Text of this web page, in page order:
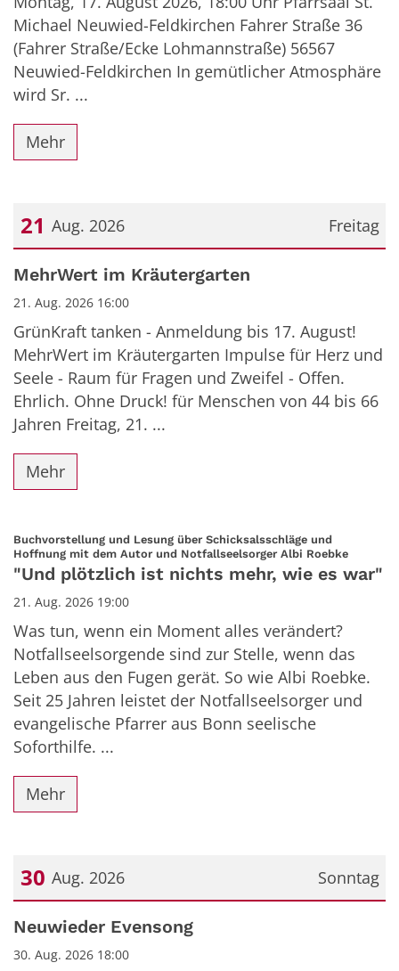
Michael Neuwied-Feldkirchen Fahrer Straße 36
(Fahrer Straße/Ecke Lohmannstraße) 56567
Neuwied-Feldkirchen In gemütlicher Atmosphäre
wird Sr. ...
Mehr
Freitag
21 Aug. 2026
Datum: 21. August 2026
MehrWert im Kräutergarten
21. Aug. 2026 16:00
GrünKraft tanken - Anmeldung bis 17. August!
MehrWert im Kräutergarten Impulse für Herz und
Seele - Raum für Fragen und Zweifel - Offen.
Ehrlich. Ohne Druck! für Menschen von 44 bis 66
Jahren Freitag, 21. ...
Mehr
Buchvorstellung und Lesung über Schicksalsschläge und
Hoffnung mit dem Autor und Notfallseelsorger Albi Roebke:
"Und plötzlich ist nichts mehr, wie es war"
21. Aug. 2026 19:00
Was tun, wenn ein Moment alles verändert?
Notfallseelsorgende sind zur Stelle, wenn das
Leben aus den Fugen gerät. So wie Albi Roebke.
Seit 25 Jahren leistet der Notfallseelsorger und
evangelische Pfarrer aus Bonn seelische
Soforthilfe. ...
Mehr
Sonntag
30 Aug. 2026
Datum: 30. August 2026
Neuwieder Evensong
30. Aug. 2026 18:00